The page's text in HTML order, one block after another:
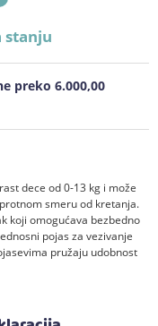
stanju
preko 6.000,00
dece od 0-13 kg i može
smeru od kretanja.
koji omogućava bezbedno
pojas za vezivanje
pružaju udobnost